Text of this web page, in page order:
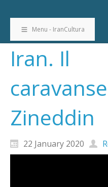
Menu - IranCultura
Iran. Il
Zineddin
22 January 2020